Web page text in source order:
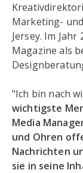
Marketing-
Jersey. Im
Magazine als
"Ich bin nach
wichtigste
Media
und Ohren
Nachrichten
sie in seine